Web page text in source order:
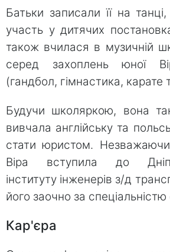
Батьки записали її на
участь у дитячих
також вчилася в музичній
серед захоплень юної
(гандбол, гімнастика, карате
Будучи школяркою, вона
вивчала англійську та
стати юристом.
Віра вступила до
інституту інженерів з/д
його заочно за спеціальністю
Кар'єра